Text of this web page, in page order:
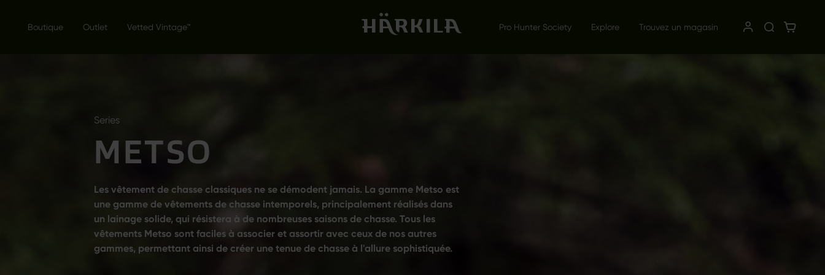
Boutique Outlet Vetted Vintage™ Pro Hunter Society Explore Trouvez un magasin
Series
METSO
Les vêtement de chasse classiques ne se démodent jamais. La gamme Metso est
une gamme de vêtements de chasse intemporels, principalement réalisés dans
un lainage solide, qui résistera à de nombreuses saisons de chasse. Tous les
vêtements Metso sont faciles à associer et assortir avec ceux de nos autres
gammes, permettant ainsi de créer une tenue de chasse à l'allure sophistiquée.